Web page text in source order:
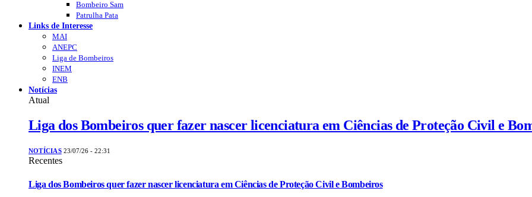
Bombeiro Sam
Patrulha Pata
Links de Interesse
MAI
ANEPC
Liga de Bombeiros
INEM
ENB
Notícias
Atual
Liga dos Bombeiros quer fazer nascer licenciatura em Ciências de Proteção Civil e
NOTÍCIAS 23/07/26 - 22:31
Recentes
Liga dos Bombeiros quer fazer nascer licenciatura em Ciências de Proteção Civil e Bombeiros